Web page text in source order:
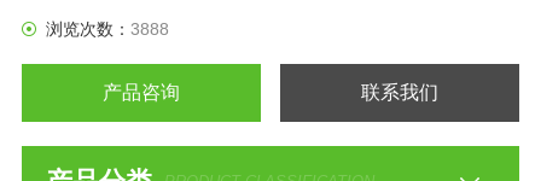
浏览次数： 3888
产品咨询 联系我们